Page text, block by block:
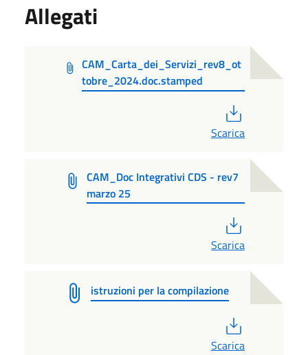
Allegati
CAM_Carta_dei_Servizi_rev8_ot
tobre_2024.doc.stamped
Scarica
CAM_Doc Integrativi CDS - rev7
marzo 25
Scarica
istruzioni per la compilazione
Scarica